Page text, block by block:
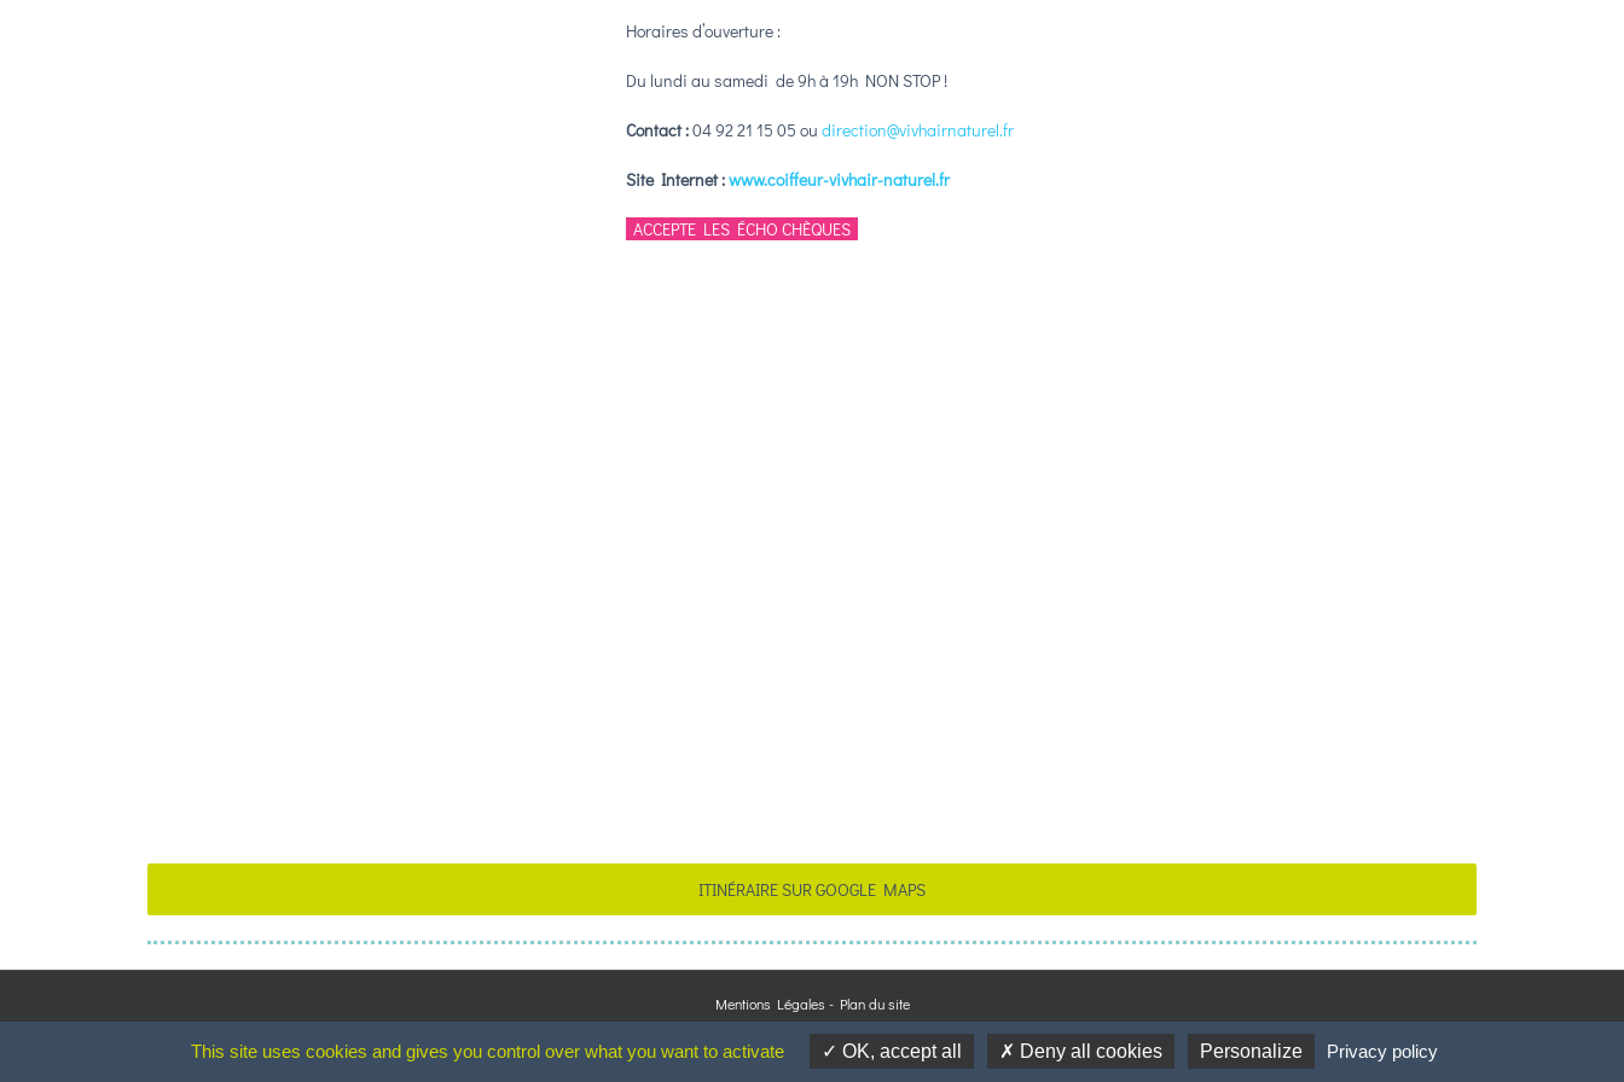
Horaires d’ouverture :
Du lundi au samedi de 9h à 19h NON STOP !
Contact :04 92 21 15 05 ou direction@vivhairnaturel.fr
Site Internet :www.coiffeur-vivhair-naturel.fr
ACCEPTE LES ÉCHO CHÈQUES
ITINÉRAIRE SUR GOOGLE MAPS
Mentions Légales - Plan du site
Fábio de Sá - Design & Graphisme
This site uses cookies and gives you control over what you want to activate OK, accept all Deny all cookies Personalize Privacy policy